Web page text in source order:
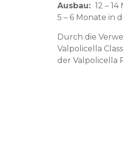
Ausbau
12 –
5 – 6 Monate in
Durch die
Valpolicella
der Valpolicella